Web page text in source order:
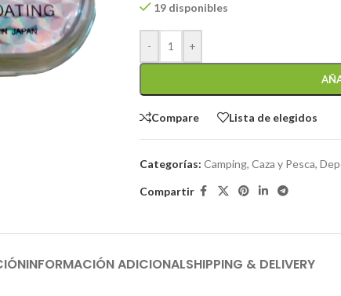
19 disponibles
- +
Compare Lista de elegidos
Categorías: Camping, Caza y Pesca,
Compartir
INFORMACIÓN ADICIONALSHIPPING & DELIVERY